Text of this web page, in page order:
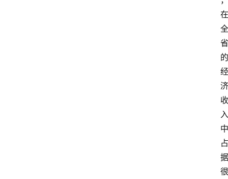
在
全
省
的
经
济
收
入
中
占
据
很